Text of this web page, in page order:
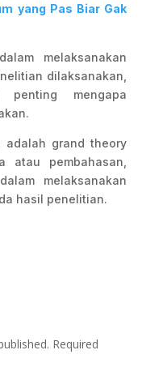
yang Pas Biar Gak
melaksanakan
dilaksanakan,
mengapa
adalah grand theory
atau pembahasan,
melaksanakan
hasil penelitian.
Required